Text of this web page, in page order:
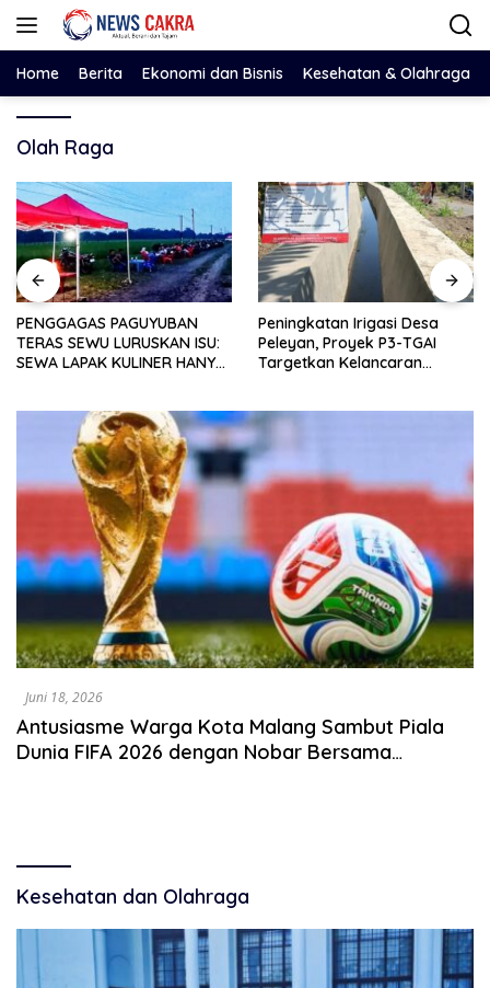
Langsung
Home Berita Ekonomi dan Bisnis Kesehatan & Olahraga
Olah Raga
PENGGAGAS PAGUYUBAN
TERAS SEWU LURUSKAN ISU:
SEWA LAPAK KULINER HANYA
Peningkatan Irigasi Desa
Peleyan, Proyek P3-TGAI
Targetkan Kelancaran
Juni 18, 2026
Antusiasme Warga Kota Malang Sambut Piala
Dunia FIFA 2026 dengan Nobar Bersama
Kesehatan dan Olahraga